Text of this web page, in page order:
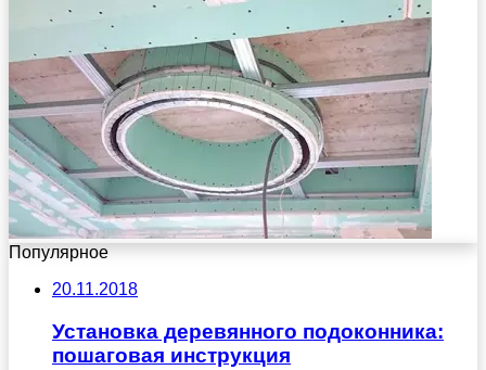
Популярное
20.11.2018
Установка деревянного подоконника:
пошаговая инструкция